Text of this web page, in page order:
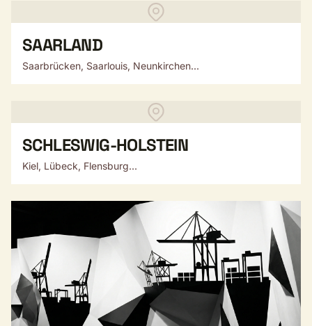
SAARLAND
Saarbrücken, Saarlouis, Neunkirchen...
SCHLESWIG-HOLSTEIN
Kiel, Lübeck, Flensburg...